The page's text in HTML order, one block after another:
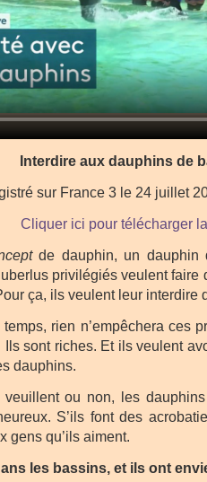
Interdire aux dauphins de
sur France 3 le 24 juillet
Cliquer ici pour télécharger
de dauphin, un dauphin
privilégiés veulent faire
ça, ils veulent leur interdire
rien n’empêchera ces
Ils sont riches. Et ils veulent
dauphins.
veuillent ou non, les
S’ils font des
gens qu’ils aiment.
les bassins, et ils ont